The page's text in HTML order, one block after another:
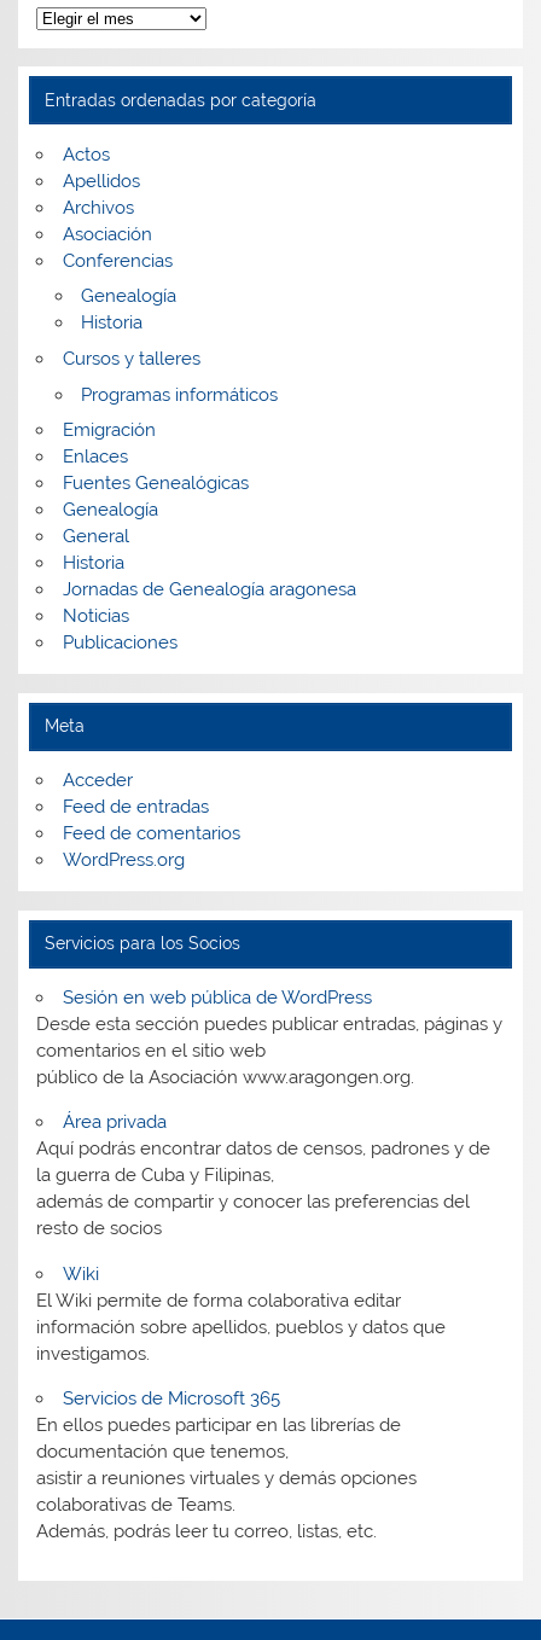
Entradas
ordenadas
por
fecha
Entradas ordenadas por categoría
Actos
Apellidos
Archivos
Asociación
Conferencias
Genealogía
Historia
Cursos y talleres
Programas informáticos
Emigración
Enlaces
Fuentes Genealógicas
Genealogía
General
Historia
Jornadas de Genealogía aragonesa
Noticias
Publicaciones
Meta
Acceder
Feed de entradas
Feed de comentarios
WordPress.org
Servicios para los Socios
Sesión en web pública de WordPress
Desde esta sección puedes publicar entradas, páginas y
comentarios en el sitio web
público de la Asociación www.aragongen.org.
Área privada
Aquí podrás encontrar datos de censos, padrones y de
la guerra de Cuba y Filipinas,
además de compartir y conocer las preferencias del
resto de socios
Wiki
El Wiki permite de forma colaborativa editar
información sobre apellidos, pueblos y datos que
investigamos.
Servicios de Microsoft 365
En ellos puedes participar en las librerías de
documentación que tenemos,
asistir a reuniones virtuales y demás opciones
colaborativas de Teams.
Además, podrás leer tu correo, listas, etc.